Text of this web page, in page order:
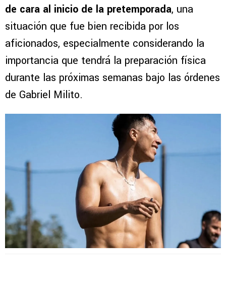
de cara al inicio de la pretemporada, una
situación que fue bien recibida por los
aficionados, especialmente considerando la
importancia que tendrá la preparación física
durante las próximas semanas bajo las órdenes
de Gabriel Milito.